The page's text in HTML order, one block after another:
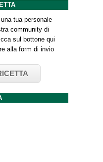
tua personale
community di
sul bottone qui
alla form di invio